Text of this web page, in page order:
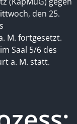
den 25.
M. fortgesetzt.
Saal 5/6 des
a. M. statt.